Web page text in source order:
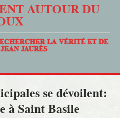
AUTOUR DU
LA VÉRITÉ ET DE
JAURÈS
se dévoilent:
à Saint Basile